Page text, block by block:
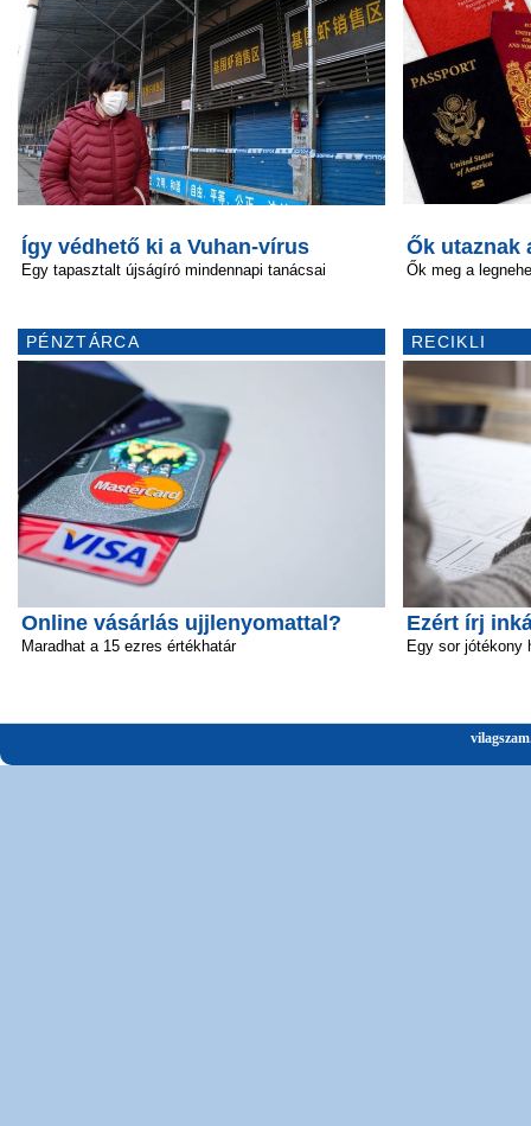
Így védhető ki a Vuhan-vírus
Egy tapasztalt újságíró mindennapi tanácsai
PÉNZTÁRCA
Online vásárlás ujjlenyomattal?
Maradhat a 15 ezres értékhatár
Ők utaznak
Ők meg a
RECIKLI
Ezért írj
Egy sor jótékony